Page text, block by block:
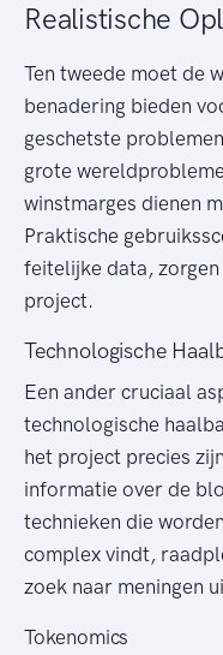
Realistische
Ten tweede moet de
benadering bieden
geschetste
grote
winstmarges dienen
Praktische
feitelijke data,
project.
Technologische
Een ander cruciaal
technologische
het project precies
informatie over de
technieken die
complex vindt,
zoek naar meningen
Tokenomics